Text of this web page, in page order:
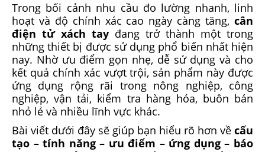
Trong bối cảnh nhu cầu đo lường nhanh, linh
hoạt và độ chính xác cao ngày càng tăng, cân
điện tử xách tay đang trở thành một trong
những thiết bị được sử dụng phổ biến nhất hiện
nay. Nhờ ưu điểm gọn nhẹ, dễ sử dụng và cho
kết quả chính xác vượt trội, sản phẩm này được
ứng dụng rộng rãi trong nông nghiệp, công
nghiệp, vận tải, kiểm tra hàng hóa, buôn bán
nhỏ lẻ và nhiều lĩnh vực khác.
Bài viết dưới đây sẽ giúp bạn hiểu rõ hơn về cấu
tạo – tính năng – ưu điểm – ứng dụng – báo